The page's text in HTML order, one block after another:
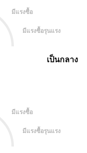
มีแรงซื้อ
มีแรงซื้อรุนแรง
มีแรงซื้อ
มีแรงซื้อรุนแรง
เป็นกลาง